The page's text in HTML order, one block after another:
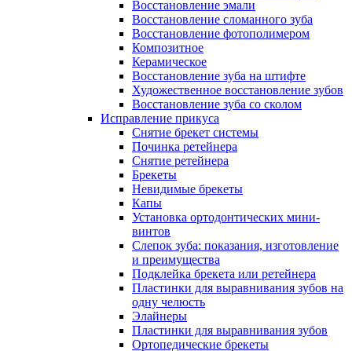
Восстановление эмали
Восстановление сломанного зуба
Восстановление фотополимером
Композитное
Керамическое
Восстановление зуба на штифте
Художественное восстановление зубов
Восстановление зуба со сколом
Исправление прикуса
Снятие брекет системы
Починка ретейнера
Снятие ретейнера
Брекеты
Невидимые брекеты
Капы
Установка ортодонтических мини-
винтов
Слепок зуба: показания, изготовление
и преимущества
Подклейка брекета или ретейнера
Пластинки для выравнивания зубов на
одну челюсть
Элайнеры
Пластинки для выравнивания зубов
Ортопедические брекеты